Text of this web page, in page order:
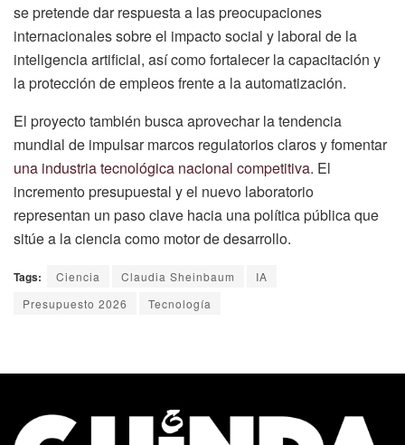
se pretende dar respuesta a las preocupaciones
internacionales sobre el impacto social y laboral de la
inteligencia artificial, así como fortalecer la capacitación y
la protección de empleos frente a la automatización.
El proyecto también busca aprovechar la tendencia
mundial de impulsar marcos regulatorios claros y fomentar
una industria tecnológica nacional competitiva. El
incremento presupuestal y el nuevo laboratorio
representan un paso clave hacia una política pública que
sitúe a la ciencia como motor de desarrollo.
Tags: Ciencia Claudia Sheinbaum
IA
Presupuesto 2026
Tecnología